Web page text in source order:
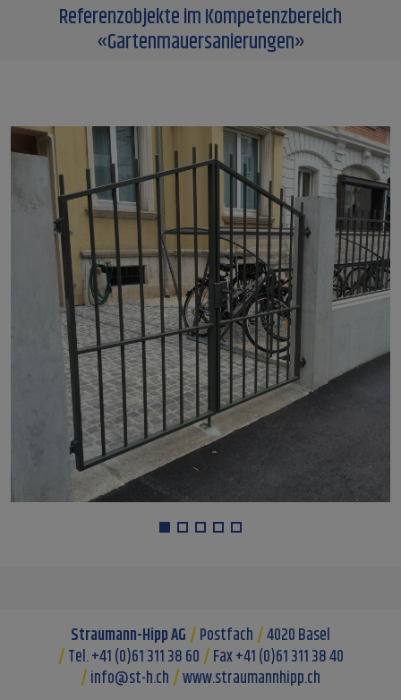
Referenzobjekte im Kompetenzbereich
«Gartenmauersanierungen»
Straumann-Hipp AG Postfach 4020 Basel
Tel. +41 (0)61 311 38 60
Fax +41 (0)61 311 38 40
info@st-h.ch www.straumannhipp.ch